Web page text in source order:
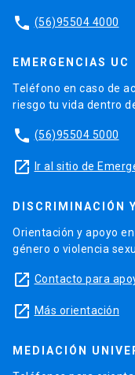
phone (56)95504 4000
EMERGENCIAS UC
Teléfono en caso de
riesgo tu vida dentro
phone (56)95504 5000
launch Ir al sitio de
DISCRIMINACIÓN
Orientación y apoyo
género o violencia
launch Contacto para
launch Más orientación
MEDIACIÓN